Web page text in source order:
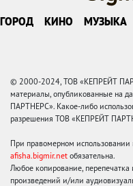
ГОРОД КИНО МУЗЫКА
© 2000-2024, ТОВ «КЕПРЕЙТ
материалы, опубликованные на
ПАРТНЕРС». Какое-либо
разрешения ТОВ «КЕПРЕЙТ
При правомерном использовании
afisha.bigmir.net обязательна.
Любое копирование,
произведений и/или